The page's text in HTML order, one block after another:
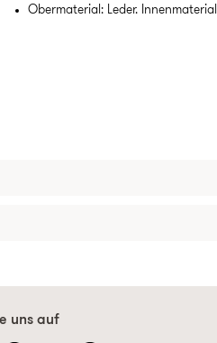
Obermaterial: Leder.
uns auf